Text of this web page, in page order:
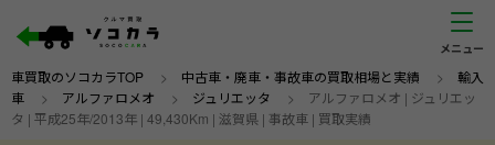
車買取のソコカラTOP > 中古車・廃車・事故車の買取相場と実績 > 輸入
車 > アルファロメオ > ジュリエッタ > アルファロメオ | ジュリエッ
タ | 平成25年/2013年 | 49,430Km | 滋賀県 | 事故車 | 買取実績